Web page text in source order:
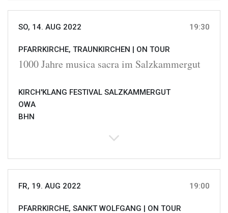
SO, 14. AUG 2022 19:30
PFARRKIRCHE, TRAUNKIRCHEN | ON TOUR
1000 Jahre musica sacra im Salzkammergut
KIRCH'KLANG FESTIVAL SALZKAMMERGUT
OWA
BHN
FR, 19. AUG 2022 19:00
PFARRKIRCHE, SANKT WOLFGANG | ON TOUR